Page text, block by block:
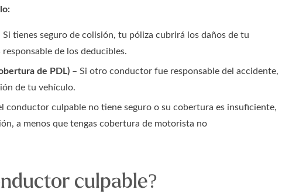
Si tienes seguro de colisión, tu póliza cubrirá los daños de tu
de los deducibles.
de PDL) – Si otro conductor fue responsable del accidente,
de tu vehículo.
conductor culpable no tiene seguro o su cobertura es insuficiente,
a menos que tengas cobertura de motorista no
culpable?